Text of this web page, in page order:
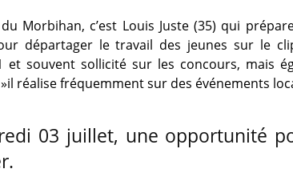
Morbihan, c’est Louis Juste (35) qui
départager le travail des jeunes sur le
et souvent sollicité sur les concours, mais
réalise fréquemment sur des événements
03 juillet, une opportunité